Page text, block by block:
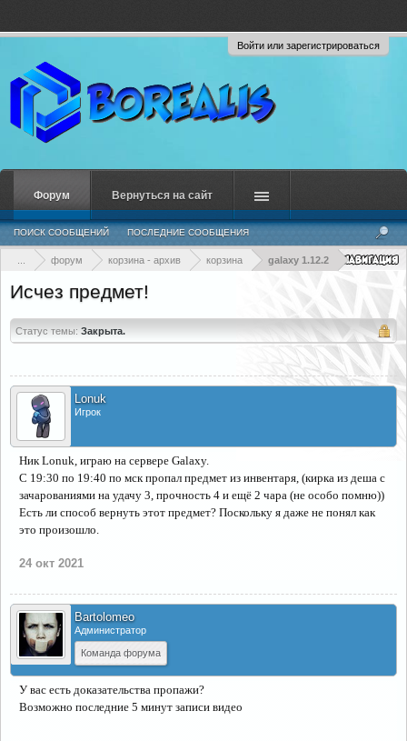
Войти или зарегистрироваться
форум корзина - архив корзина galaxy 1.12.2
Исчез предмет!
Статус темы: Закрыта.
Lonuk
Игрок
Ник Lonuk, играю на сервере Galaxy.
С 19:30 по 19:40 по мск пропал предмет из инвентаря, (кирка из деша с
зачарованиями на удачу 3, прочность 4 и ещё 2 чара (не особо помню))
Есть ли способ вернуть этот предмет? Поскольку я даже не понял как
это произошло.
24 окт 2021
Bartolomeo
Администратор
Команда форума
У вас есть доказательства пропажи?
Возможно последние 5 минут записи видео
Форум
ПОИСК СООБЩЕНИЙ ПОСЛЕДНИЕ СООБЩЕНИЯ
Вернуться на сайт